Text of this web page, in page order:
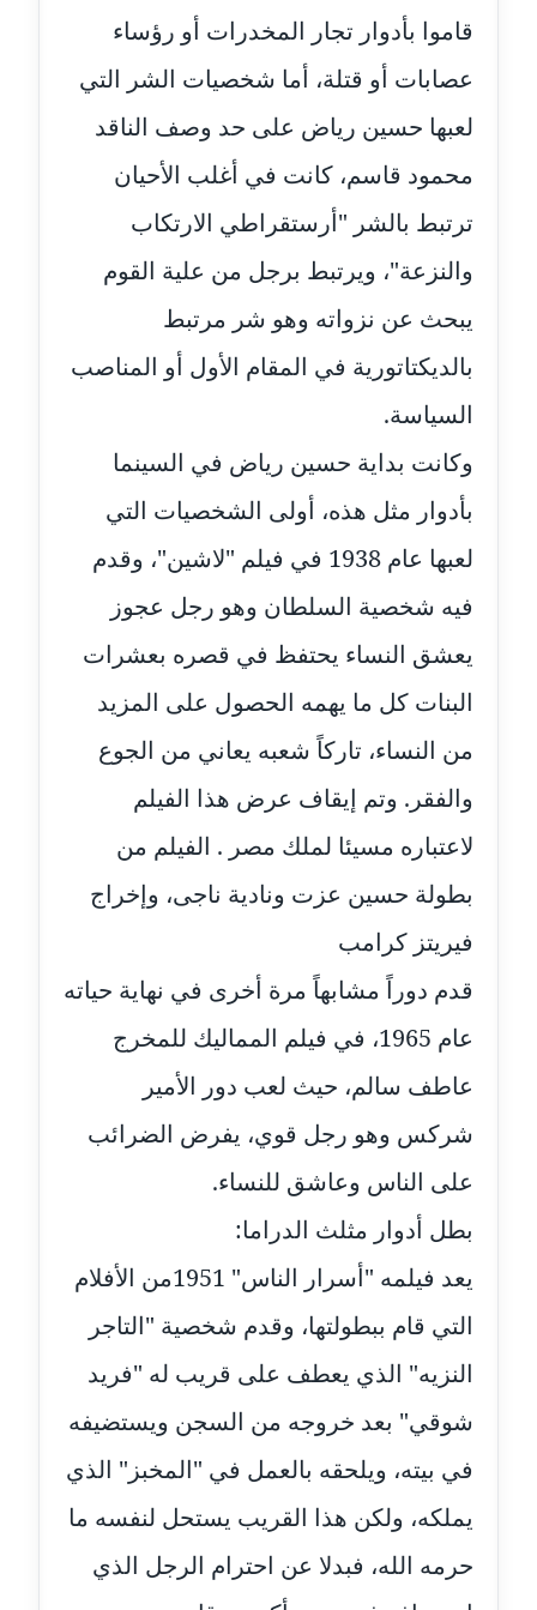
مدونة حلا عادل
عاملة
مدونة حنان الهواري
مدونة حنان صلاح الدين
عاملة
مدونة حنان طنطاوي
عاملة
متوفي
مدونة خالد الخطيب
عاملة
مدونة خالد العامري
معلق
مدونة خالد دومه
عاملة
مدونة خالد صالح
مدونة خالد عويس
عاملة
مدونة خالد منير
عاملة
عاملة
مدونة خولة سعيدان
عاملة
مدونة داليا السعيد
موقوف
مدونة داليا فاروق
مدونة داليا نور
عاملة
مدونة دعاء البدري
عاملة
عاملة
قاموا بأدوار تجار المخدرات أو رؤساء
عصابات أو قتلة، أما شخصيات الشر التي
لعبها حسين رياض على حد وصف الناقد
محمود قاسم، كانت في أغلب الأحيان
ترتبط بالشر "أرستقراطي الارتكاب
والنزعة"، ويرتبط برجل من علية القوم
يبحث عن نزواته وهو شر مرتبط
بالديكتاتورية في المقام الأول أو المناصب
السياسة.
وكانت بداية حسين رياض في السينما
بأدوار مثل هذه، أولى الشخصيات التي
لعبها عام 1938 في فيلم "لاشين"، وقدم
فيه شخصية السلطان وهو رجل عجوز
يعشق النساء يحتفظ في قصره بعشرات
البنات كل ما يهمه الحصول على المزيد
من النساء، تاركاً شعبه يعاني من الجوع
والفقر. وتم إيقاف عرض هذا الفيلم
لاعتباره مسيئا لملك مصر . الفيلم من
بطولة حسين عزت ونادية ناجى، وإخراج
فيريتز كرامب
قدم دوراً مشابهاً مرة أخرى في نهاية حياته
عام 1965، في فيلم المماليك للمخرج
عاطف سالم، حيث لعب دور الأمير
شركس وهو رجل قوي، يفرض الضرائب
على الناس وعاشق للنساء.
بطل أدوار مثلث الدراما:
يعد فيلمه "أسرار الناس" 1951من الأفلام
التي قام ببطولتها، وقدم شخصية "التاجر
النزيه" الذي يعطف على قريب له "فريد
شوقي" بعد خروجه من السجن ويستضيفه
في بيته، ويلحقه بالعمل في "المخبز" الذي
يملكه، ولكن هذا القريب يستحل لنفسه ما
حرمه الله، فبدلا عن احترام الرجل الذي